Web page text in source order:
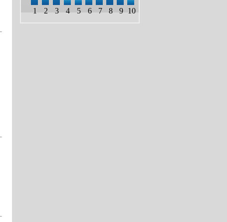
1 2 3 4 5 6 7 8 9 10